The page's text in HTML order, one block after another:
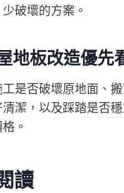
破壞的方案。
地板改造優先
是否破壞原地面、
清潔，以及踩踏是否
。
讀